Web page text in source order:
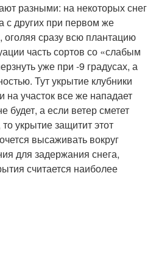
разными: на некоторых снег
с других при первом же
оголяя сразу всю плантацию
часть сортов со «слабым
уже при -9 градусах, а
Тут укрытие клубники
на участок все же нападает
будет, а если ветер сметет
укрытие защитит этот
высаживать вокруг
для задержания снега,
считается наиболее